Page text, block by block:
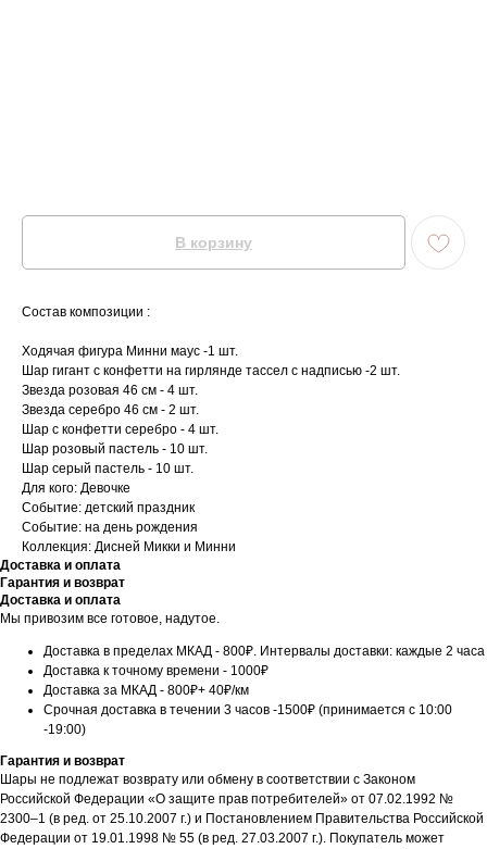
В корзину
Состав композиции :
Ходячая фигура Минни маус -1 шт.
Шар гигант с конфетти на гирлянде тассел с надписью -2 шт.
Звезда розовая 46 см - 4 шт.
Звезда серебро 46 см - 2 шт.
Шар с конфетти серебро - 4 шт.
Шар розовый пастель - 10 шт.
Шар серый пастель - 10 шт.
Для кого: Девочке
Событие: детский праздник
Событие: на день рождения
Коллекция: Дисней Микки и Минни
Доставка и оплата
Гарантия и возврат
Доставка и оплата
Мы привозим все готовое, надутое.
Доставка в пределах МКАД - 800₽. Интервалы доставки: каждые 2 часа
Доставка к точному времени - 1000₽
Доставка за МКАД - 800₽+ 40₽/км
Срочная доставка в течении 3 часов -1500₽ (принимается с 10:00
-19:00)
Гарантия и возврат
Шары не подлежат возврату или обмену в соответствии с Законом
Российской Федерации «О защите прав потребителей» от 07.02.1992 №
2300–1 (в ред. от 25.10.2007 г.) и Постановлением Правительства Российской
Федерации от 19.01.1998 № 55 (в ред. 27.03.2007 г.). Покупатель может